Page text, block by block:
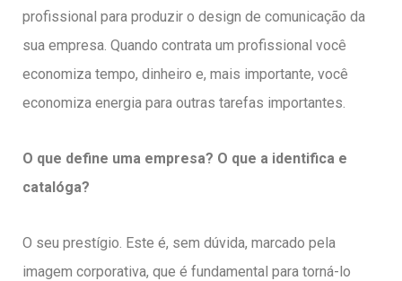
profissional para produzir o design de comunicação da
sua empresa. Quando contrata um profissional você
economiza tempo, dinheiro e, mais importante, você
economiza energia para outras tarefas importantes.
O que define uma empresa? O que a identifica e
catalóga?
O seu prestígio. Este é, sem dúvida, marcado pela
imagem corporativa, que é fundamental para torná-lo